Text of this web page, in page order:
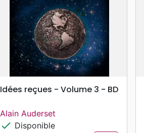
search APERÇU RAPIDE
Idées reçues - Volume 3 - BD
Alain Auderset
check Disponible